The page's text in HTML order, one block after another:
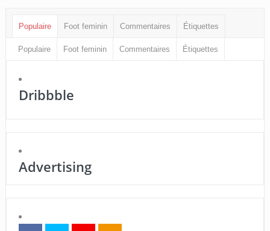
Populaire Foot feminin Commentaires Étiquettes
Populaire Foot feminin Commentaires Étiquettes
Dribbble
Advertising